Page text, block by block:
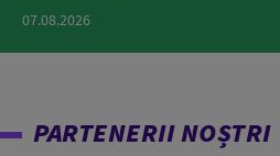
07.08.2026
PARTENERII NOȘTRI